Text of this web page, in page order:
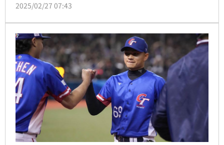
勝。美國職棒大聯盟官方記者莫洛希（Jon Morosi）
賽的結尾」。
2025/02/27 07:43